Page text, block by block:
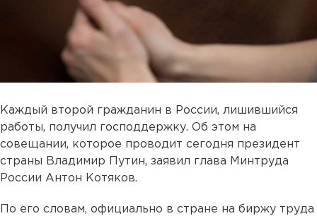
Каждый второй гражданин в России, лишившийся
работы, получил господдержку. Об этом на
совещании, которое проводит сегодня президент
страны Владимир Путин, заявил глава Минтруда
России Антон Котяков.
По его словам, официально в стране на биржу труда